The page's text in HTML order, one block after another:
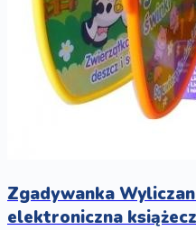
Zgadywanka
elektroniczna